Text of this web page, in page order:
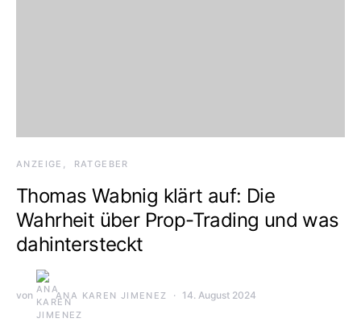
ANZEIGE RATGEBER
Thomas Wabnig klärt auf: Die
Wahrheit über Prop-Trading und was
dahintersteckt
von ANA KAREN JIMENEZ 14. August 2024